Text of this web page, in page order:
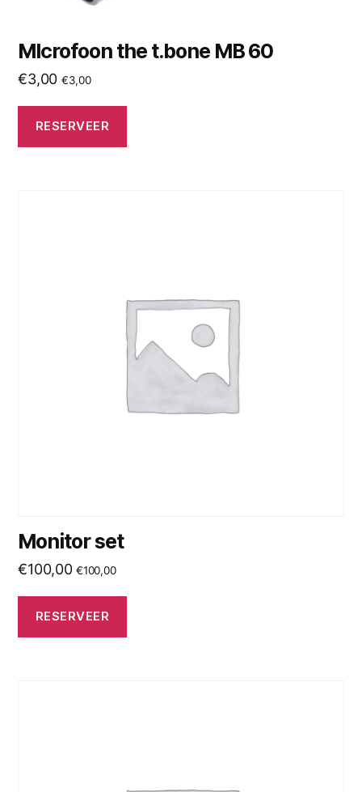
MIcrofoon the t.bone MB 60
€3,00 €3,00
RESERVEER
Monitor set
€100,00 €100,00
RESERVEER